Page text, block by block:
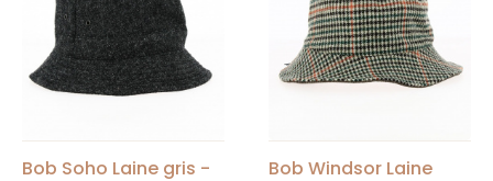
Bob Soho Laine gris -
Bob Windsor Laine